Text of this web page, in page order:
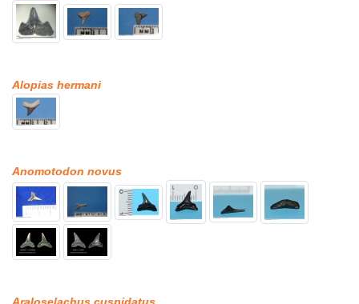
Alopias hermani
Anomotodon novus